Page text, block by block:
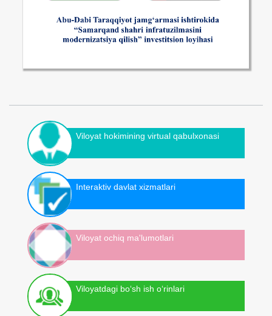
Viloyat hokimining virtual qabulxonasi
Interaktiv davlat xizmatlari
Viloyat ochiq ma'lumotlari
Viloyatdagi bo‘sh ish o‘rinlari